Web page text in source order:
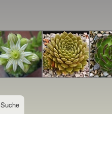
Inhalt
Suche